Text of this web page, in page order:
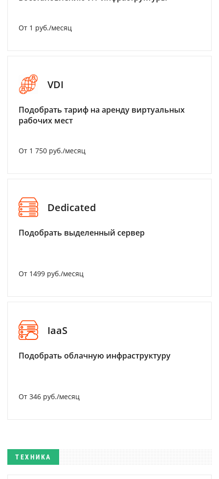
От 1 руб./месяц
VDI
Подобрать тариф на аренду виртуальных
рабочих мест
От 1 750 руб./месяц
Dedicated
Подобрать выделенный сервер
От 1499 руб./месяц
IaaS
Подобрать облачную инфраструктуру
От 346 руб./месяц
ТЕХНИКА